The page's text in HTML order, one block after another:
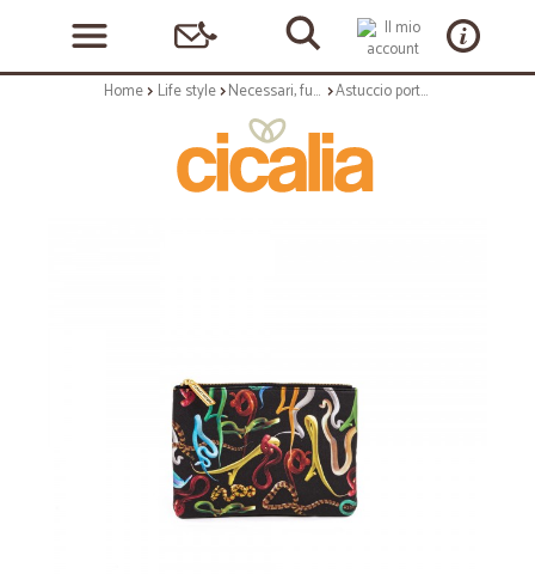
Home Life style Necessari, funzionali e quotidiani Astuccio porta oggetti - stampa fantasia snakes - size 21x15,5 cm - serie toiletpaper